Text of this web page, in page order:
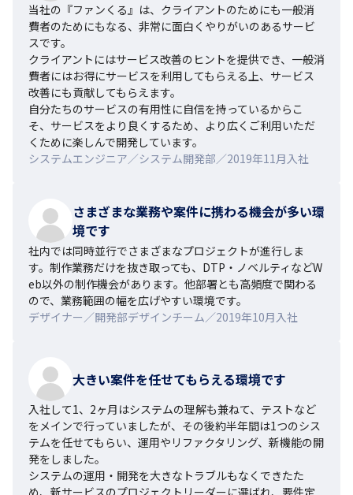
当社の『ファンくる』は、クライアントのためにも一般消
費者のためにもなる、非常に面白くやりがいのあるサービ
スです。
クライアントにはサービス改善のヒントを提供でき、一般消
費者にはお得にサービスを利用してもらえる上、サービス
改善にも貢献してもらえます。
自分たちのサービスの有用性に自信を持っているからこ
そ、サービスをより良くするため、より広くご利用いただ
くために楽しんで開発しています。
システムエンジニア／システム開発部／2019年11月入社
さまざまな業務や案件に携わる機会が多い環
境です
社内では同時並行でさまざまなプロジェクトが進行しま
す。制作業務だけを抜き取っても、DTP・ノベルティなどW
eb以外の制作機会があります。他部署とも高頻度で関わる
ので、業務範囲の幅を広げやすい環境です。
デザイナー／開発部デザインチーム／2019年10月入社
大きい案件を任せてもらえる環境です
入社して1、2ヶ月はシステムの理解も兼ねて、テストなど
をメインで行っていましたが、その後約半年間は1つのシス
テムを任せてもらい、運用やリファクタリング、新機能の開
発をしました。
システムの運用・開発を大きなトラブルもなくできたた
め、新サービスのプロジェクトリーダーに選ばれ、要件定